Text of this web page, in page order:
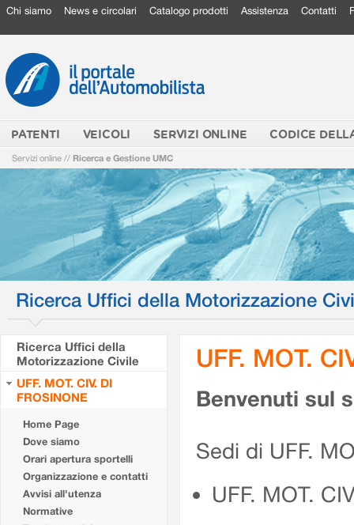
Chi siamo News e circolari Catalogo prodotti Assistenza Contatti
PATENTI VEICOLI SERVIZI ONLINE CODICE
Servizi online // Ricerca e Gestione UMC
Ricerca Uffici della Motorizzazione
Ricerca Uffici della
Motorizzazione Civile
UFF. MOT. CIV. DI
FROSINONE
Home Page
Dove siamo
Orari apertura sportelli
Organizzazione e contatti
Avvisi all'utenza
Normative
UFF. MOT.
Benvenuti sul
Sedi di UFF.
UFF. MOT.